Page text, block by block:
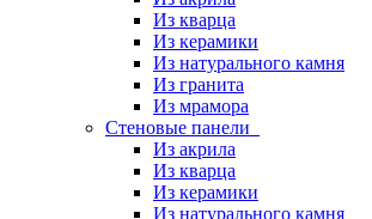
Из кварца
Из керамики
Из натурального камня
Из гранита
Из мрамора
Стеновые панели
Из акрила
Из кварца
Из керамики
Из натурального камня